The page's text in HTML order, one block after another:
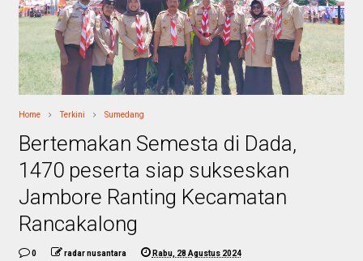
Home Terkini Sumedang
Bertemakan Semesta di Dada,
1470 peserta siap sukseskan
Jambore Ranting Kecamatan
Rancakalong
0 radar nusantara Rabu, 28 Agustus 2024